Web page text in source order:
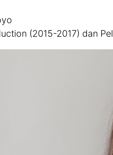
(2015-2017) dan